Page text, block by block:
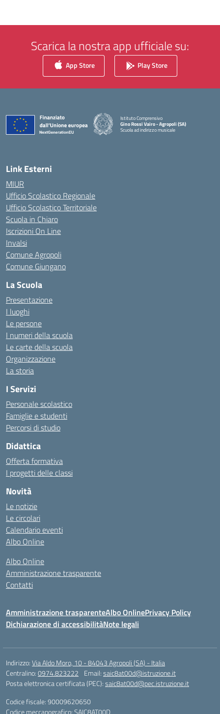
Scarica la nostra app ufficiale su:
App Store Play Store
Istituto Comprensivo
Gino Rossi Vairo - Agropoli (SA)
Scuola ad indirizzo musicale
Link Esterni
MIUR
Ufficio Scolastico Regionale
Ufficio Scolastico Territoriale
Scuola in Chiaro
Iscrizioni On Line
Invalsi
Comune Agropoli
Comune Giungano
La Scuola
Presentazione
I luoghi
Le persone
I numeri della scuola
Le carte della scuola
Organizzazione
La storia
I Servizi
Personale scolastico
Famiglie e studenti
Percorsi di studio
Didattica
Offerta formativa
I progetti delle classi
Novità
Le notizie
Le circolari
Calendario eventi
Albo Online
Albo Online
Amministrazione trasparente
Contatti
Amministrazione trasparenteAlbo OnlinePrivacy Policy
Dichiarazione di accessibilitàNote legali
Indirizzo:Via Aldo Moro, 10 - 84043 Agropoli (SA) - Italia
Centralino:0974.823222 Email:saic8at00d@istruzione.it
Posta elettronica certificata (PEC):saic8at00d@pec.istruzione.it
Codice fiscale: 90009620650
Codice meccanografico:SAIC8AT00D